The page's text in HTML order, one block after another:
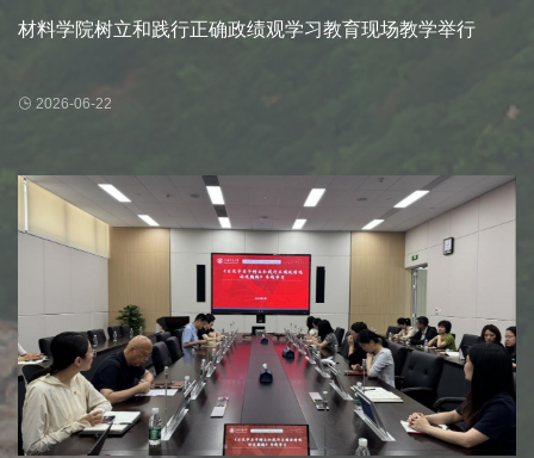
材料学院树立和践行正确政绩观学习教育现场教学举行
2026-06-22